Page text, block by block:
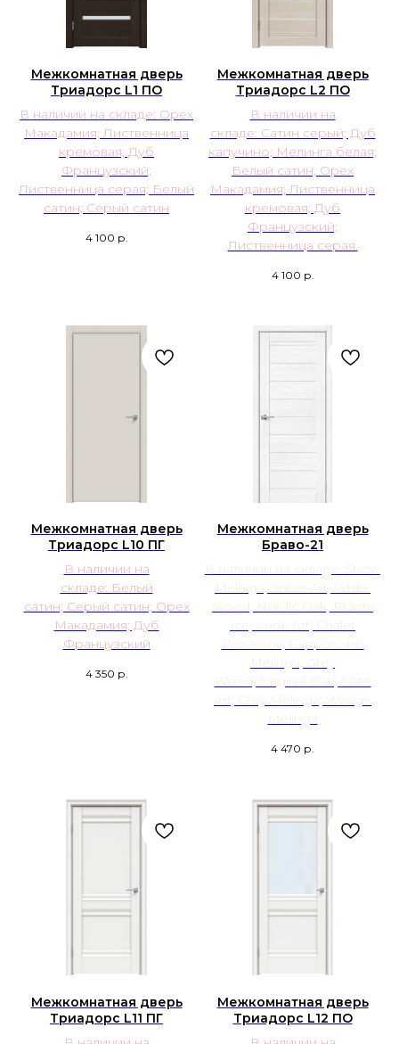
Межкомнатная дверь
Триадорс L1 ПО
В наличии на складе: Орех
Макадамия; Лиственница
кремовая; Дуб
Французский;
Лиственница серая; Белый
сатин; Серый сатин
4 100 р.
Межкомнатная дверь
Триадорс L2 ПО
В наличии на
складе: Сатин серый; Дуб
капучино; Мелинга белая;
Белый сатин; Орех
Макадамия; Лиственница
кремовая; Дуб
Французский;
Лиственница серая.
4 100 р.
Межкомнатная дверь
Триадорс L10 ПГ
В наличии на
складе: Белый
сатин; Серый сатин; Орех
Макадамия; Дуб
Французский
4 350 р.
Межкомнатная дверь
Браво-21
В наличии на складе: Snow
Melinga; Snow Art; White
Wood; Nordic Oak; Riviera
Ice; Look Art; Chalet
Provence; Cappuccino
Melinga; Grey
Wood; Original Oak; Slate
Art; Grey Melinga; Wenge
Melinga
4 470 р.
Межкомнатная дверь
Триадорс L11 ПГ
Межкомнатная дверь
Триадорс L12 ПО